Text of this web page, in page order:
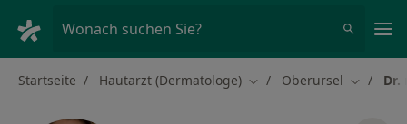
Wonach suchen Sie?
Startseite Hautarzt (Dermatologe) Stadt ändern
Oberursel StadtDr.